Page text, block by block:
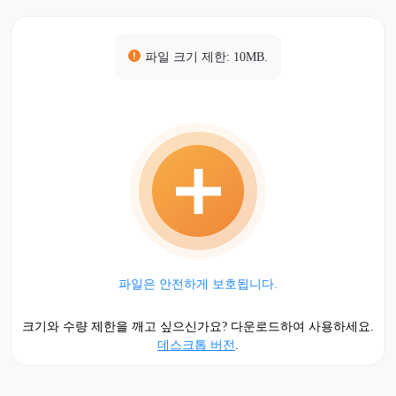
파일 크기 제한: 10MB.
파일은 안전하게 보호됩니다.
크기와 수량 제한을 깨고 싶으신가요? 다운로드하여 사용하세요.
데스크톱 버전